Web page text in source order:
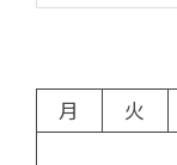
月
火